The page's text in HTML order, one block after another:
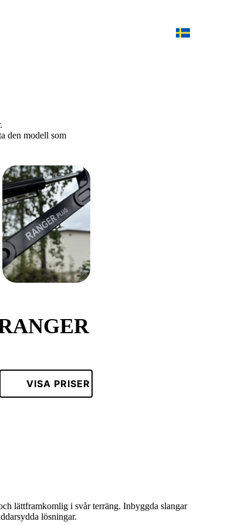
den modell som
VISA PRISER
lättframkomlig i svår terräng. Inbyggda slangar
lösningar.